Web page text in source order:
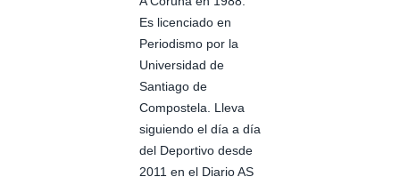
Es licenciado en
Periodismo por la
Universidad de
Santiago de
Compostela. Lleva
siguiendo el día a día
del Deportivo desde
2011 en el Diario AS